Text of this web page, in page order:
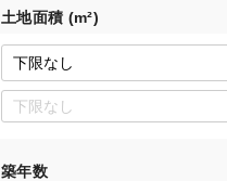
土地面積 (m²)
築年数